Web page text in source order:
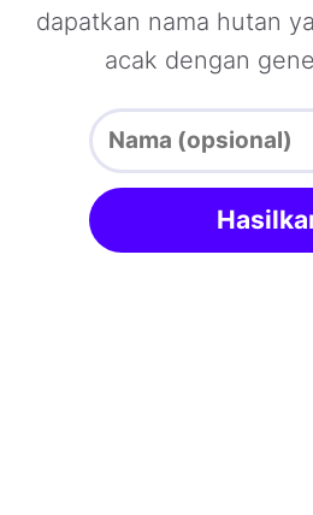
dapatkan nama hutan
acak dengan